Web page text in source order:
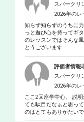
スパークリ
2026年のレ
知らず知らずのうちに
っと遊び心を持ってギ
のレッスンではそんな
とうございます
評価者情報
スパークリ
2026年のレ
ここ2回座学中心。 説
ても駄目だなぁと思っ
のはとてもありがたい